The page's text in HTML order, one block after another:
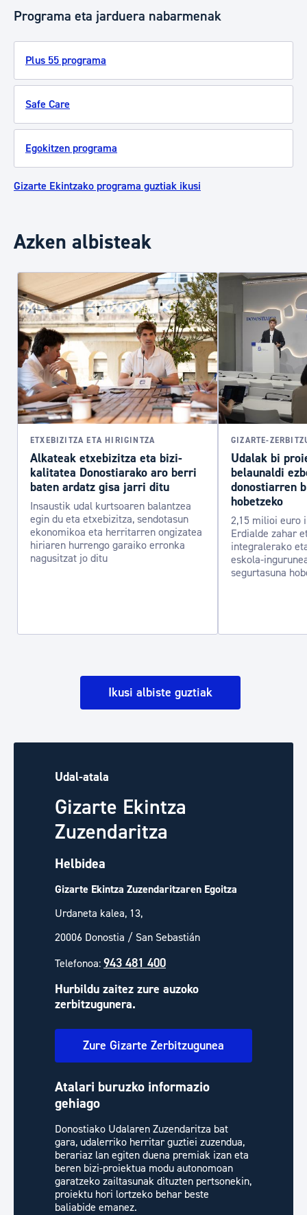
Programa eta jarduera nabarmenak
Plus 55 programa
Safe Care
Egokitzen programa
Gizarte Ekintzako programa guztiak ikusi
Azken albisteak
ETXEBIZITZA ETA HIRIGINTZA
Alkateak etxebizitza eta bizi-
kalitatea Donostiarako aro berri
baten ardatz gisa jarri ditu
Insaustik udal kurtsoaren balantzea
egin du eta etxebizitza, sendotasun
ekonomikoa eta herritarren ongizatea
hiriaren hurrengo garaiko erronka
nagusitzat jo ditu
GIZARTE-
Udalak bi
belaunaldi
donostiarren
hobetzeko
2,15 milioi euro
Erdialde zahar
integralerako
eskola-
segurtasuna
Ikusi albiste guztiak
Udal-atala
Gizarte Ekintza
Zuzendaritza
Helbidea
Gizarte Ekintza Zuzendaritzaren Egoitza
Urdaneta kalea, 13,
20006 Donostia / San Sebastián
Telefonoa: 943 481 400
Hurbildu zaitez zure auzoko
zerbitzugunera.
Zure Gizarte Zerbitzugunea
Atalari buruzko informazio
gehiago
Donostiako Udalaren Zuzendaritza bat
gara, udalerriko herritar guztiei zuzendua,
berariaz lan egiten duena premiak izan eta
beren bizi-proiektua modu autonomoan
garatzeko zailtasunak dituzten pertsonekin,
proiektu hori lortzeko behar beste
baliabide emanez.